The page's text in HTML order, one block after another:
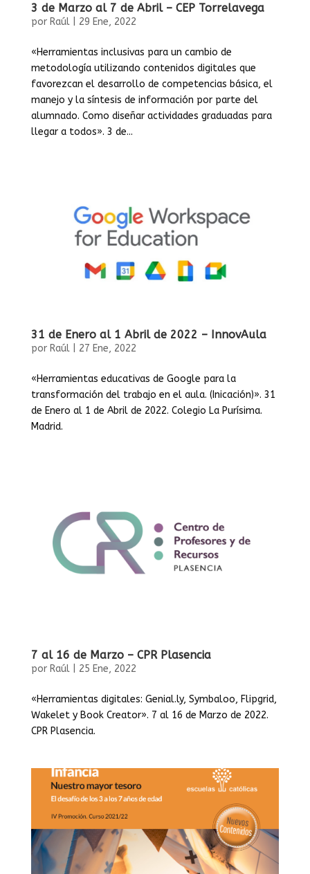
3 de Marzo al 7 de Abril – CEP Torrelavega
por Raúl| 29 Ene, 2022
«Herramientas inclusivas para un cambio de
metodología utilizando contenidos digitales que
favorezcan el desarrollo de competencias básica, el
manejo y la síntesis de información por parte del
alumnado. Como diseñar actividades graduadas para
llegar a todos». 3 de...
31 de Enero al 1 Abril de 2022 – InnovAula
por Raúl| 27 Ene, 2022
«Herramientas educativas de Google para la
transformación del trabajo en el aula. (Inicación)». 31
de Enero al 1 de Abril de 2022. Colegio La Purísima.
Madrid.
7 al 16 de Marzo – CPR Plasencia
por Raúl| 25 Ene, 2022
«Herramientas digitales: Genial.ly, Symbaloo, Flipgrid,
Wakelet y Book Creator». 7 al 16 de Marzo de 2022.
CPR Plasencia.